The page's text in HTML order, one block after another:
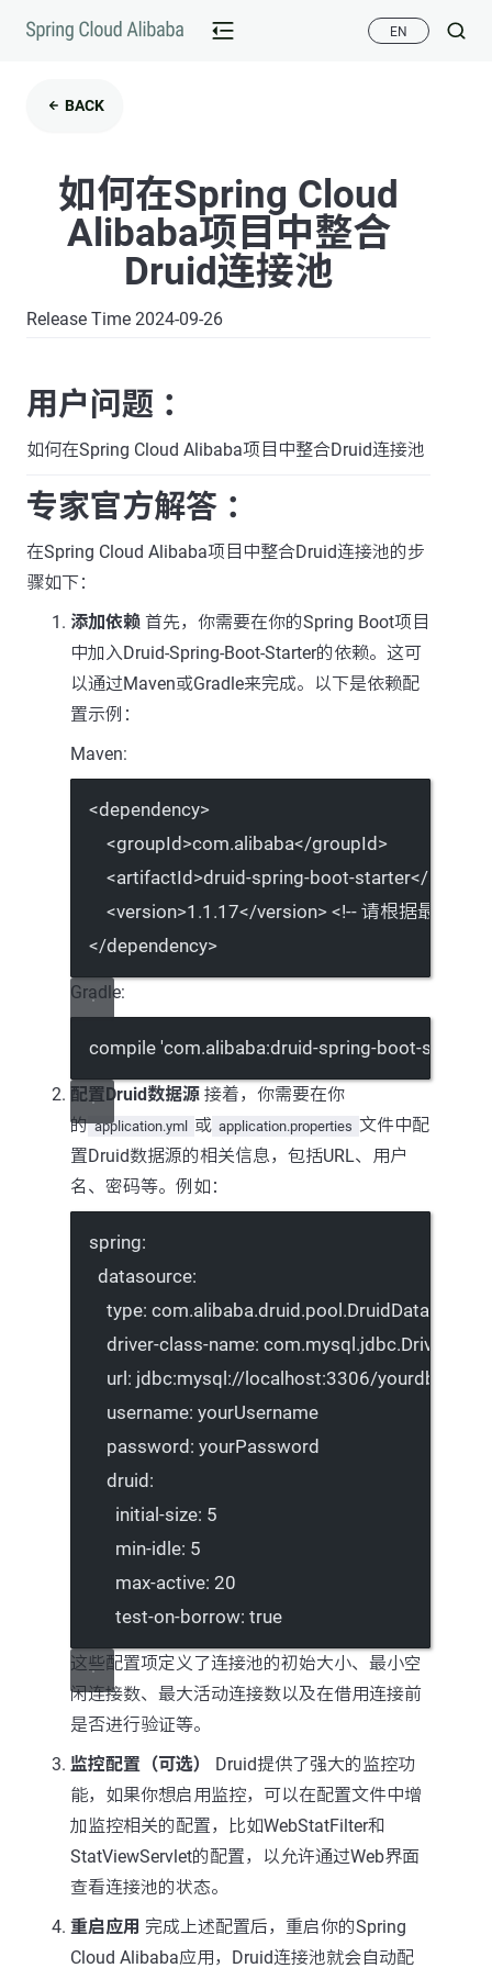
EN
BACK
如何在Spring Cloud
Alibaba项目中整合
Druid连接池
Release Time 2024-09-26
用户问题 ：
如何在Spring Cloud Alibaba项目中整合Druid连接池
专家官方解答 ：
在Spring Cloud Alibaba项目中整合Druid连接池的步
骤如下：
添加依赖 首先，你需要在你的Spring Boot项目
中加入Druid-Spring-Boot-Starter的依赖。这可
以通过Maven或Gradle来完成。以下是依赖配
置示例：
Maven:
<dependency>
<groupId>com.alibaba</groupId>
<artifactId>druid-spring-boot-starter</
<version>1.1.17</version> <!-- 请根据最新版
</dependency>
Gradle:
compile 'com.alibaba:druid-spring-boot-
配置Druid数据源 接着，你需要在你
的 application.yml 或 application.properties 文件中配
置Druid数据源的相关信息，包括URL、用户
名、密码等。例如：
spring:
datasource:
type: com.alibaba.druid.pool.DruidDataSource
driver-class-name: com.mysql.jdbc.Driver
url: jdbc:mysql://localhost:3306/
username: yourUsername
password: yourPassword
druid:
initial-size: 5
min-idle: 5
max-active: 20
test-on-borrow: true
这些配置项定义了连接池的初始大小、最小空
闲连接数、最大活动连接数以及在借用连接前
是否进行验证等。
监控配置（可选）
Druid提供了强大的监控功
能，如果你想启用监控，可以在配置文件中增
加监控相关的配置，比如WebStatFilter和
StatViewServlet的配置，以允许通过Web界面
查看连接池的状态。
重启应用 完成上述配置后，重启你的Spring
Cloud Alibaba应用，Druid连接池就会自动配